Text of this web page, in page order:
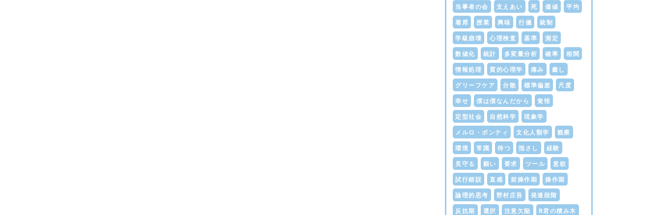
当事者の会 支えあい 死 価値 平均
着席 授業 興味 行儀 統制
学級崩壊 心理検査 基準 測定
数値化 統計 多変量分析 確率 相関
情報処理 質的心理学 痛み 癒し
グリーフケア 分散 標準偏差 尺度
幸せ 僕は僕なんだから 覚悟
定型社会 自然科学 現象学
メルロ・ボンティ 文化人類学 観察
環境 常識 待つ 指さし 経験
見守る 願い 要求 ツール 意欲
試行錯誤 直感 前操作期 操作期
論理的思考 野村庄吾 発達段階
反抗期 選択 注意欠陥 R君の積み木